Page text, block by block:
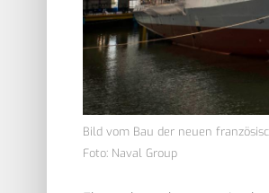
Bild vom Bau der neuen
Foto: Naval Group